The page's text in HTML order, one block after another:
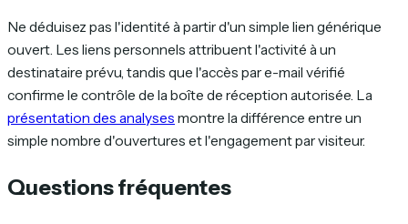
Ne déduisez pas l'identité à partir d'un simple lien générique
ouvert. Les liens personnels attribuent l'activité à un
destinataire prévu, tandis que l'accès par e-mail vérifié
confirme le contrôle de la boîte de réception autorisée. La
présentation des analyses montre la différence entre un
simple nombre d'ouvertures et l'engagement par visiteur.
Questions fréquentes